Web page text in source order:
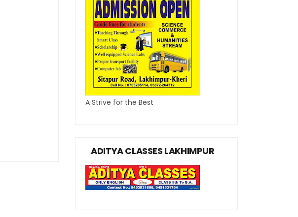
A Strive for the Best
ADITYA CLASSES LAKHIMPUR